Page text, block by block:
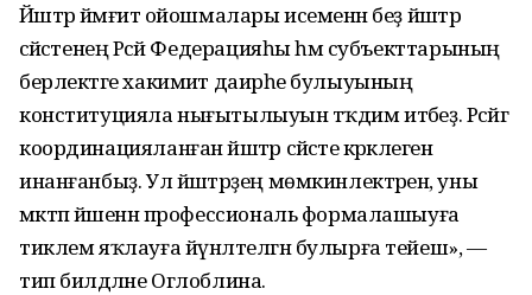
Йәштәр йәмғиәт ойошмалары исеменән беҙ йәштәр
сәйәсәтенең Рәсәй Федерацияһы һәм субъекттарының
берлектәге хакимиәт даирәһе булыуының
конституцияла нығытылыуын тәҡдим итәбеҙ. Рәсәйгә
координацияланған йәштәр сәйәсәте кәрәклегенә
инанғанбыҙ. Ул йәштәрҙең мөмкинлектәренә, уны
мәктәп йәшенән профессиональ формалашыуға
тиклем яҡлауға йүнәлтелгән булырға тейеш», —
тип билдәләне Оглоблина.